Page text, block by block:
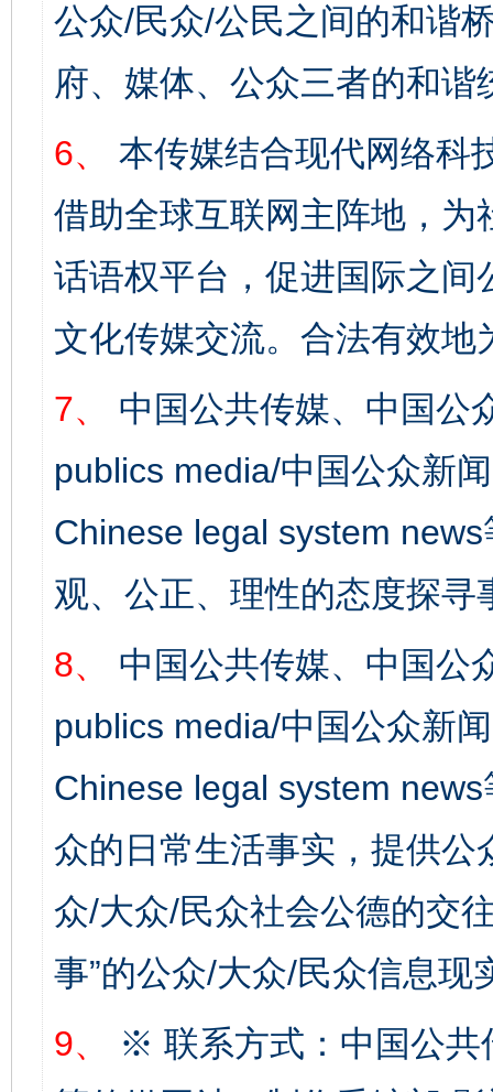
公众/民众/公民之间的和谐
府、媒体、公众三者的和谐
6、
本传媒结合现代网络科
借助全球互联网主阵地，
话语权平台，促进国际之
文化传媒交流。合法有效地
7、
中国公共传媒、中国公
publics media/中国公众新
Chinese legal system
观、公正、理性的态度探寻
8、
中国公共传媒、中国公
publics media/中国公众新
Chinese legal system
众的日常生活事实，提供
众/大众/民众社会公德的交
事”的公众/大众/民众信息现
9、
※ 联系方式：中国公共
东山县通报“牛蛙产品抗生素超标问题” 法